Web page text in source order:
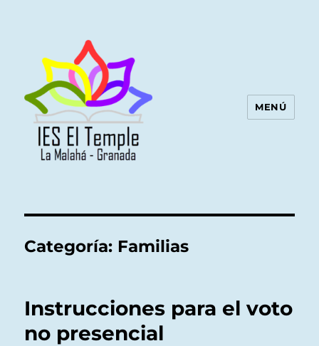
MENÚ
Categoría: Familias
Instrucciones para el voto
no presencial